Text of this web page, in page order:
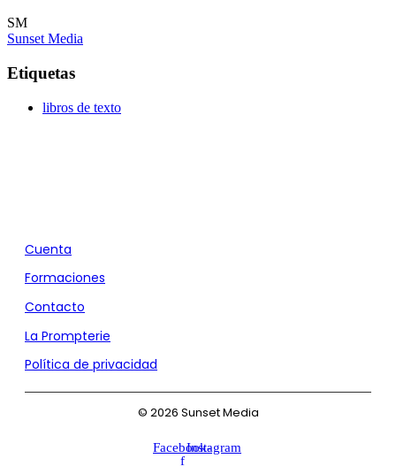
SM
Sunset Media
Etiquetas
libros de texto
Cuenta
Formaciones
Contacto
La Prompterie
Política de privacidad
© 2026 Sunset Media
Facebook-
f
Instagram